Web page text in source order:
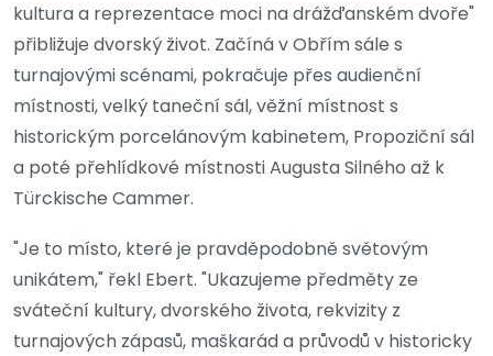
kultura a reprezentace moci na drážďanském dvoře"
přibližuje dvorský život. Začíná v Obřím sále s
turnajovými scénami, pokračuje přes audienční
místnosti, velký taneční sál, věžní místnost s
historickým porcelánovým kabinetem, Propoziční sál
a poté přehlídkové místnosti Augusta Silného až k
Türckische Cammer.
"Je to místo, které je pravděpodobně světovým
unikátem," řekl Ebert. "Ukazujeme předměty ze
sváteční kultury, dvorského života, rekvizity z
turnajových zápasů, maškarád a průvodů v historicky